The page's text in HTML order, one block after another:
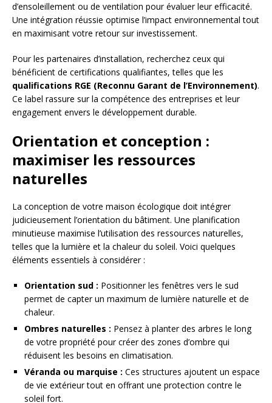
d’ensoleillement ou de ventilation pour évaluer leur efficacité.
Une intégration réussie optimise l’impact environnemental tout
en maximisant votre retour sur investissement.
Pour les partenaires d’installation, recherchez ceux qui
bénéficient de certifications qualifiantes, telles que les
qualifications RGE (Reconnu Garant de l’Environnement).
Ce label rassure sur la compétence des entreprises et leur
engagement envers le développement durable.
Orientation et conception :
maximiser les ressources
naturelles
La conception de votre maison écologique doit intégrer
judicieusement l’orientation du bâtiment. Une planification
minutieuse maximise l’utilisation des ressources naturelles,
telles que la lumière et la chaleur du soleil. Voici quelques
éléments essentiels à considérer :
Orientation sud : Positionner les fenêtres vers le sud
permet de capter un maximum de lumière naturelle et de
chaleur.
Ombres naturelles : Pensez à planter des arbres le long
de votre propriété pour créer des zones d’ombre qui
réduisent les besoins en climatisation.
Véranda ou marquise : Ces structures ajoutent un espace
de vie extérieur tout en offrant une protection contre le
soleil fort.